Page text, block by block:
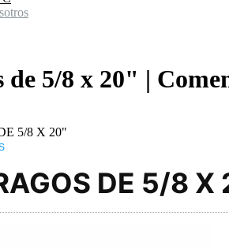
de 5/8 x 20" |
5/8 X 20"
DE 5/8 X